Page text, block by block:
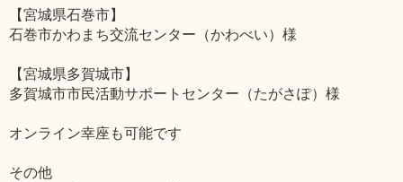
【宮城県石巻市】
石巻市かわまち交流センター（かわべい）様
【宮城県多賀城市】
多賀城市市民活動サポートセンター（たがさぽ）様
オンライン幸座も可能です
その他